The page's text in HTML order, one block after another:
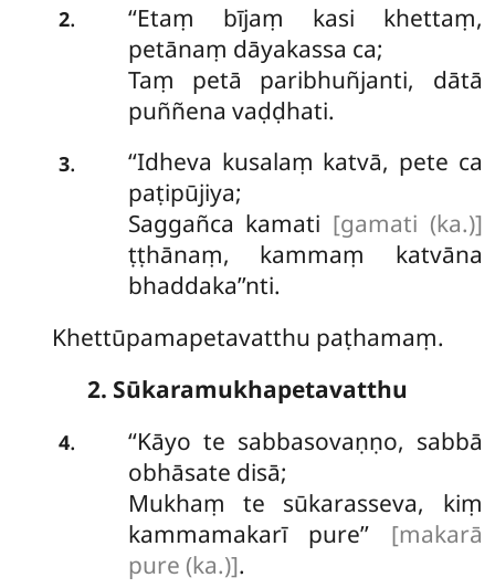
2.
‘‘Etaṃ bījaṃ kasi khettaṃ,
petānaṃ dāyakassa ca;
Taṃ petā paribhuñjanti, dātā
puññena vaḍḍhati.
3. ‘‘Idheva kusalaṃ katvā, pete ca
paṭipūjiya;
Saggañca kamati [gamati (ka.)]
ṭṭhānaṃ, kammaṃ katvāna
bhaddaka’’nti.
Khettūpamapetavatthu paṭhamaṃ.
2. Sūkaramukhapetavatthu
4. ‘‘Kāyo te sabbasovaṇṇo, sabbā
obhāsate disā;
Mukhaṃ te sūkarasseva, kiṃ
kammamakarī pure’’ [makarā
pure (ka.)].